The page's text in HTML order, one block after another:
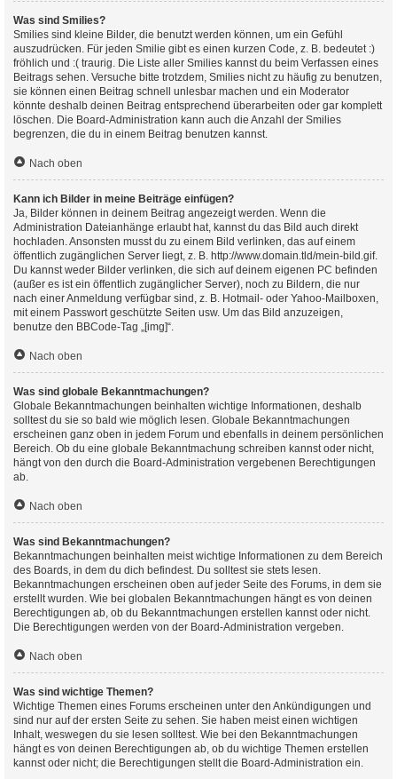
Was sind Smilies?
Smilies sind kleine Bilder, die benutzt werden können, um ein Gefühl
auszudrücken. Für jeden Smilie gibt es einen kurzen Code, z. B. bedeutet :)
fröhlich und :( traurig. Die Liste aller Smilies kannst du beim Verfassen eines
Beitrags sehen. Versuche bitte trotzdem, Smilies nicht zu häufig zu benutzen,
sie können einen Beitrag schnell unlesbar machen und ein Moderator
könnte deshalb deinen Beitrag entsprechend überarbeiten oder gar komplett
löschen. Die Board-Administration kann auch die Anzahl der Smilies
begrenzen, die du in einem Beitrag benutzen kannst.
Nach oben
Kann ich Bilder in meine Beiträge einfügen?
Ja, Bilder können in deinem Beitrag angezeigt werden. Wenn die
Administration Dateianhänge erlaubt hat, kannst du das Bild auch direkt
hochladen. Ansonsten musst du zu einem Bild verlinken, das auf einem
öffentlich zugänglichen Server liegt, z. B. http://www.domain.tld/mein-bild.gif.
Du kannst weder Bilder verlinken, die sich auf deinem eigenen PC befinden
(außer es ist ein öffentlich zugänglicher Server), noch zu Bildern, die nur
nach einer Anmeldung verfügbar sind, z. B. Hotmail- oder Yahoo-Mailboxen,
mit einem Passwort geschützte Seiten usw. Um das Bild anzuzeigen,
benutze den BBCode-Tag „[img]“.
Nach oben
Was sind globale Bekanntmachungen?
Globale Bekanntmachungen beinhalten wichtige Informationen, deshalb
solltest du sie so bald wie möglich lesen. Globale Bekanntmachungen
erscheinen ganz oben in jedem Forum und ebenfalls in deinem persönlichen
Bereich. Ob du eine globale Bekanntmachung schreiben kannst oder nicht,
hängt von den durch die Board-Administration vergebenen Berechtigungen
ab.
Nach oben
Was sind Bekanntmachungen?
Bekanntmachungen beinhalten meist wichtige Informationen zu dem Bereich
des Boards, in dem du dich befindest. Du solltest sie stets lesen.
Bekanntmachungen erscheinen oben auf jeder Seite des Forums, in dem sie
erstellt wurden. Wie bei globalen Bekanntmachungen hängt es von deinen
Berechtigungen ab, ob du Bekanntmachungen erstellen kannst oder nicht.
Die Berechtigungen werden von der Board-Administration vergeben.
Nach oben
Was sind wichtige Themen?
Wichtige Themen eines Forums erscheinen unter den Ankündigungen und
sind nur auf der ersten Seite zu sehen. Sie haben meist einen wichtigen
Inhalt, weswegen du sie lesen solltest. Wie bei den Bekanntmachungen
hängt es von deinen Berechtigungen ab, ob du wichtige Themen erstellen
kannst oder nicht; die Berechtigungen stellt die Board-Administration ein.